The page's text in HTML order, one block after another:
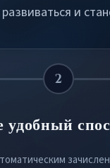
и
2
удобный